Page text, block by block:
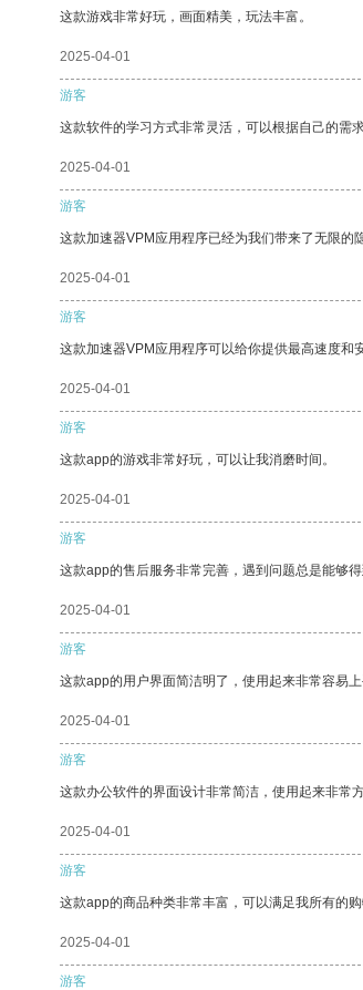
这款游戏非常好玩，画面精美，玩法丰富。
2025-04-01
游客
这款软件的学习方式非常灵活，可以根据自己的需
2025-04-01
游客
这款加速器VPM应用程序已经为我们带来了无限的
2025-04-01
游客
这款加速器VPM应用程序可以给你提供最高速度和
2025-04-01
游客
这款app的游戏非常好玩，可以让我消磨时间。
2025-04-01
游客
这款app的售后服务非常完善，遇到问题总是能够
2025-04-01
游客
这款app的用户界面简洁明了，使用起来非常容易上
2025-04-01
游客
这款办公软件的界面设计非常简洁，使用起来非常
2025-04-01
游客
这款app的商品种类非常丰富，可以满足我所有的购
2025-04-01
游客